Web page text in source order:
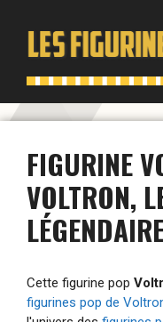
contenu
FIGURINE
VOLTRON,
Cette figurine pop
figurines pop de